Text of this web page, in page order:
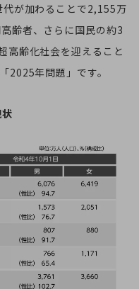
が加わることで2,155万
齢者、さらに国民の約3
高齢化社会を迎えること
2025年問題」です。